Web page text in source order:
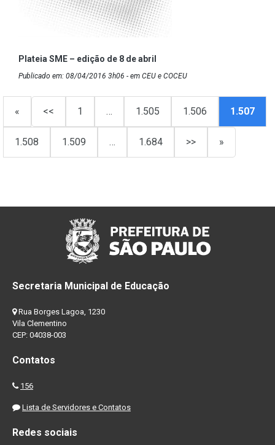
Plateia SME – edição de 8 de abril
Publicado em: 08/04/2016 3h06 - em CEU e COCEU
« << 1 … 1.505 1.506 1.507
1.508 1.509 … 1.684 >> »
Secretaria Municipal de Educação
Rua Borges Lagoa, 1230
Vila Clementino
CEP: 04038-003
Contatos
156
Lista de Servidores e Contatos
Redes sociais